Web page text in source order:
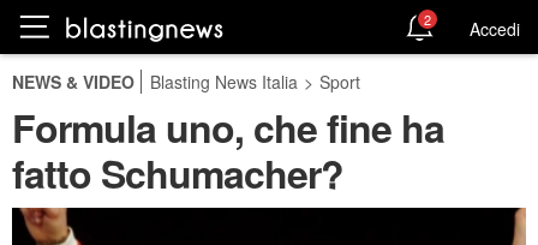
2 Accedi
NEWS & VIDEO Blasting News Italia > Sport
Formula uno, che fine ha
fatto Schumacher?